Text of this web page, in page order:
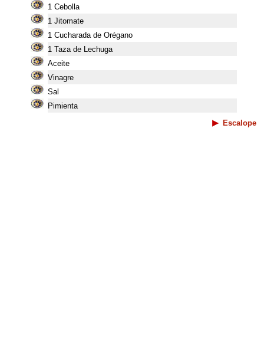
1 Cebolla
1 Jitomate
1 Cucharada de Orégano
1 Taza de Lechuga
Aceite
Vinagre
Sal
Pimienta
Escalope